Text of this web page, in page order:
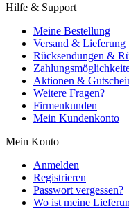
Hilfe & Support
Meine Bestellung
Versand & Lieferung
Rücksendungen &
Aktionen &
Weitere Fragen?
Firmenkunden
Mein Kundenkonto
Mein Konto
Anmelden
Registrieren
Passwort vergessen?
Wo ist meine